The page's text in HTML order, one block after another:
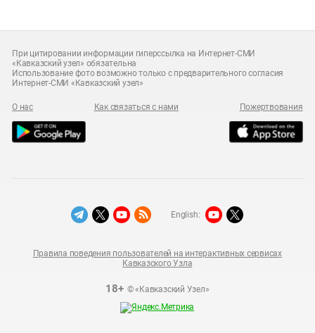
При цитировании информации гиперссылка на Интернет-СМИ
«Кавказский узел» обязательна
Использование фото возможно только с предварительного согласия
Интернет-СМИ «Кавказский узел»
О нас Как связаться с нами Пожертвования
18+© «Кавказский Узел»
Правила поведения пользователей на интерактивных сервисах
Кавказского Узла
English: